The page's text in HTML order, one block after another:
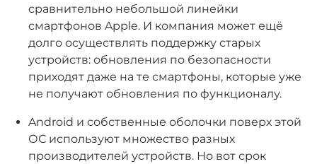
сравнительно небольшой линейки
смартфонов Apple. И компания может ещё
долго осуществлять поддержку старых
устройств: обновления по безопасности
приходят даже на те смартфоны, которые уже
не получают обновления по функционалу.
Android и собственные оболочки поверх этой
ОС используют множество разных
производителей устройств. Но вот срок